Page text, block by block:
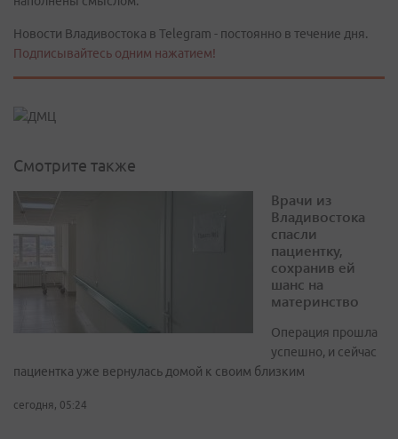
Новости Владивостока в Telegram - постоянно в течение дня.
Подписывайтесь одним нажатием!
Смотрите также
Врачи из
Владивостока
спасли
пациентку,
сохранив ей
шанс на
материнство
Операция прошла
успешно, и сейчас
пациентка уже вернулась домой к своим близким
сегодня, 05:24